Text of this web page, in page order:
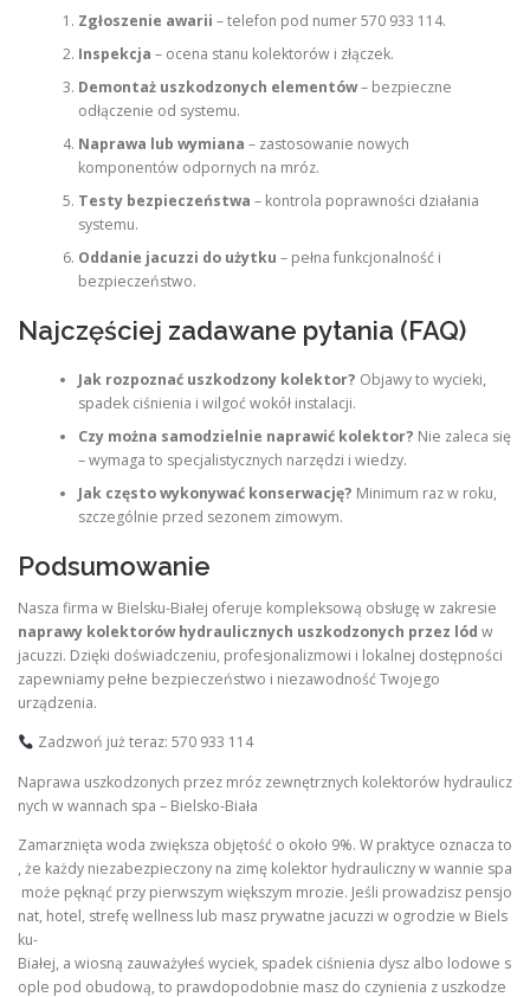
Zgłoszenie awarii – telefon pod numer 570 933 114.
Inspekcja – ocena stanu kolektorów i złączek.
Demontaż uszkodzonych elementów– bezpieczne
odłączenie od systemu.
Naprawa lub wymiana – zastosowanie nowych
komponentów odpornych na mróz.
Testy bezpieczeństwa – kontrola poprawności działania
systemu.
Oddanie jacuzzi do użytku – pełna funkcjonalność i
bezpieczeństwo.
Najczęściej zadawane pytania (FAQ)
Jak rozpoznać uszkodzony kolektor? Objawy to wycieki,
spadek ciśnienia i wilgoć wokół instalacji.
Czy można samodzielnie naprawić kolektor? Nie zaleca się
– wymaga to specjalistycznych narzędzi i wiedzy.
Jak często wykonywać konserwację? Minimum raz w roku,
szczególnie przed sezonem zimowym.
Podsumowanie
Nasza firma w Bielsku-Białej oferuje kompleksową obsługę w zakresie
naprawy kolektorów hydraulicznych uszkodzonych przez lód w
jacuzzi. Dzięki doświadczeniu, profesjonalizmowi i lokalnej dostępności
zapewniamy pełne bezpieczeństwo i niezawodność Twojego
urządzenia.
Zadzwoń już teraz: 570 933 114
Naprawa uszkodzonych przez mróz zewnętrznych kolektorów hydraulicz
nych w wannach spa – Bielsko-Biała
Zamarznięta woda zwiększa objętość o około 9%. W praktyce oznacza to
, że każdy niezabezpieczony na zimę kolektor hydrauliczny w wannie spa
może pęknąć przy pierwszym większym mrozie. Jeśli prowadzisz pensjo
nat, hotel, strefę wellness lub masz prywatne jacuzzi w ogrodzie w Biels
ku-
Białej, a wiosną zauważyłeś wyciek, spadek ciśnienia dysz albo lodowe s
ople pod obudową, to prawdopodobnie masz do czynienia z uszkodze